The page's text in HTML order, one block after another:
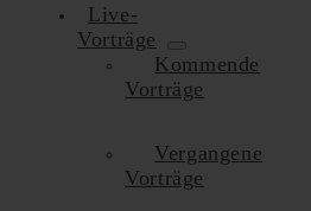
Live-
Vorträge
Kommende
Vorträge
Vergangene
Vorträge